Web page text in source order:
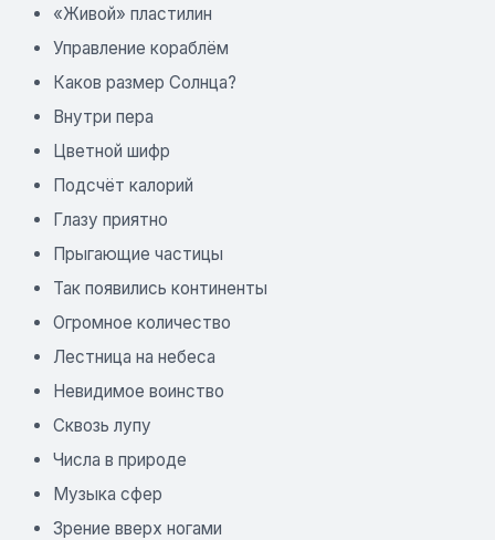
«Живой» пластилин
Управление кораблём
Каков размер Солнца?
Внутри пера
Цветной шифр
Подсчёт калорий
Глазу приятно
Прыгающие частицы
Так появились континенты
Огромное количество
Лестница на небеса
Невидимое воинство
Сквозь лупу
Числа в природе
Музыка сфер
Зрение вверх ногами